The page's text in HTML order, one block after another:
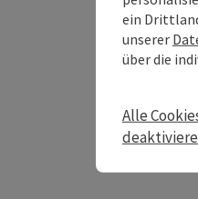
ein
unserer
über die
Alle